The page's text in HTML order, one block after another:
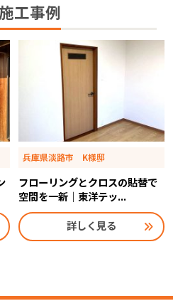
工事例
兵庫県淡路市 K様邸
フローリングとクロスの貼替で
空間を一新｜東洋テッ...
詳しく見る